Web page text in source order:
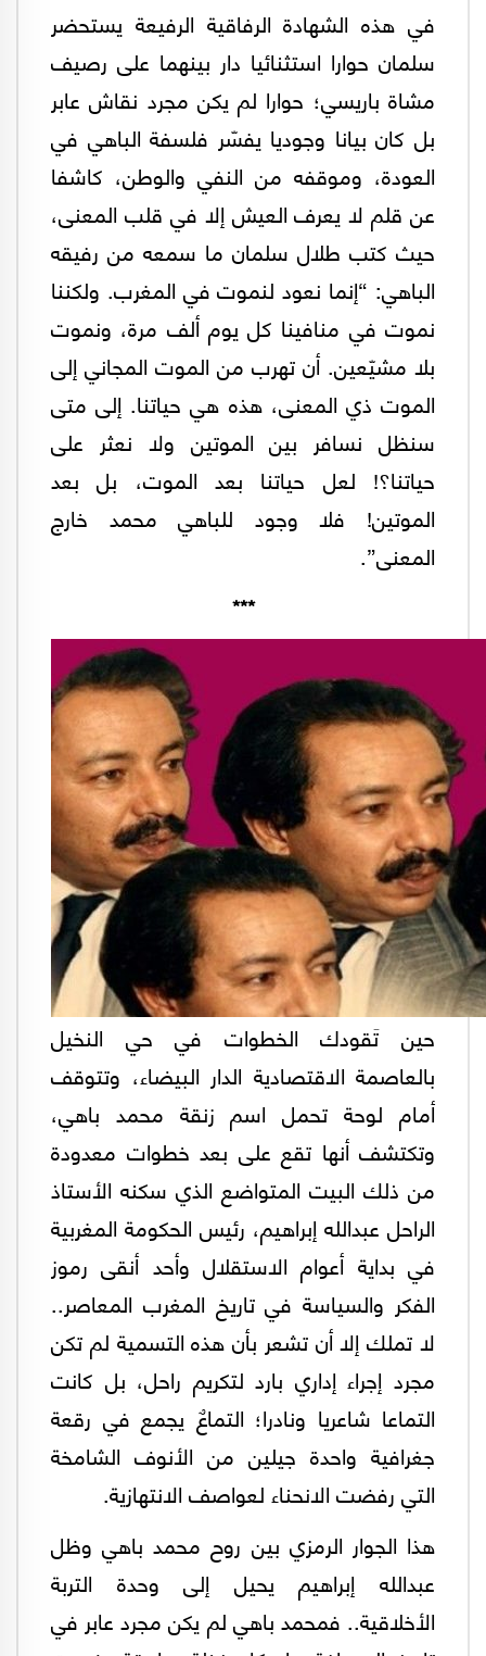
في هذه الشهادة الرفاقية الرفيعة يستحضر
سلمان حوارا استثنائيا دار بينهما على رصيف
مشاة باريسي؛ حوارا لم يكن مجرد نقاش عابر
بل كان بيانا وجوديا يفسّر فلسفة الباهي في
العودة، وموقفه من النفي والوطن، كاشفا
عن قلم لا يعرف العيش إلا في قلب المعنى،
حيث كتب طلال سلمان ما سمعه من رفيقه
الباهي: “إنما نعود لنموت في المغرب. ولكننا
نموت في منافينا كل يوم ألف مرة، ونموت
بلا مشيّعين. أن تهرب من الموت المجاني إلى
الموت ذي المعنى، هذه هي حياتنا. إلى متى
سنظل نسافر بين الموتين ولا نعثر على
حياتنا؟! لعل حياتنا بعد الموت، بل بعد
الموتين! فلا وجود للباهي محمد خارج
المعنى”.
***
حين تَقودك الخطوات في حي النخيل
بالعاصمة الاقتصادية الدار البيضاء، وتتوقف
أمام لوحة تحمل اسم زنقة محمد باهي،
وتكتشف أنها تقع على بعد خطوات معدودة
من ذلك البيت المتواضع الذي سكنه الأستاذ
الراحل عبدالله إبراهيم، رئيس الحكومة المغربية
في بداية أعوام الاستقلال وأحد أنقى رموز
الفكر والسياسة في تاريخ المغرب المعاصر..
لا تملك إلا أن تشعر بأن هذه التسمية لم تكن
مجرد إجراء إداري بارد لتكريم راحل، بل كانت
التماعا شاعريا ونادرا؛ التماعٌ يجمع في رقعة
جغرافية واحدة جيلين من الأنوف الشامخة
التي رفضت الانحناء لعواصف الانتهازية.
هذا الجوار الرمزي بين روح محمد باهي وظل
عبدالله إبراهيم يحيل إلى وحدة التربة
الأخلاقية.. فمحمد باهي لم يكن مجرد عابر في